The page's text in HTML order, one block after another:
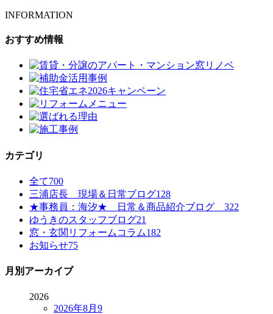
INFORMATION
おすすめ情報
カテゴリ
全て700
三浦店長 現場＆日常ブログ128
★事務員：海汐★ 日常＆商品紹介ブログ 322
ゆうきのスタッフブログ21
窓・玄関リフォームコラム182
お知らせ75
月別アーカイブ
2026
2026年8月 9